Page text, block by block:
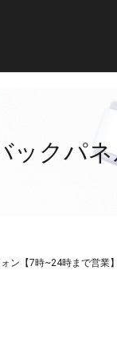
ックパ
ン【7時~24時まで営業